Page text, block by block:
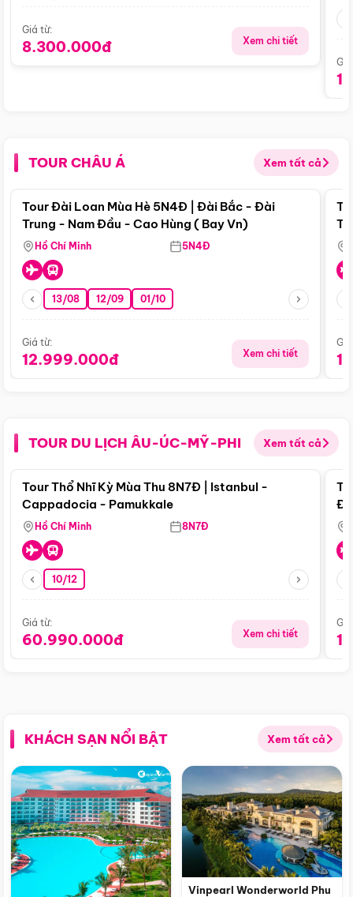
Giá từ:
8.300.000đ Xem chi tiết
TOUR CHÂU Á Xem tất cả
Điểm nổi bật
Tour Đài Loan Mùa Hè 5N4Đ | Đài Bắc - Đài
Trung - Nam Đầu - Cao Hùng ( Bay Vn)
Hồ Chí Minh 5N4Đ
13/08 12/09 01/10
Giá từ:
12.999.000đ Xem chi tiết
TOUR DU LỊCH ÂU-ÚC-MỸ-PHI Xem tất cả
Điểm nổi bật
Tour Thổ Nhĩ Kỳ Mùa Thu 8N7Đ | Istanbul -
Cappadocia - Pamukkale
Hồ Chí Minh 8N7Đ
10/12
Giá từ:
60.990.000đ Xem chi tiết
KHÁCH SẠN NỔI BẬT Xem tất cả
Vinpearl Wonderworld Phu